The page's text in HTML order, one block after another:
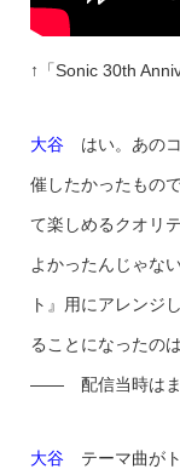
↑「Sonic 30th
大谷はい。あのコ
催したかったもの
て楽しめるクオリ
よかったんじゃな
ト』用にアレンジ
ることになったの
—— 配信当時はま
大谷テーマ曲がト